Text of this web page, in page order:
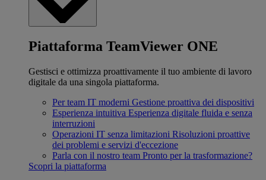
Piattaforma TeamViewer ONE
Gestisci e ottimizza proattivamente il tuo ambiente di lavoro
digitale da una singola piattaforma.
Per team IT moderni Gestione proattiva dei dispositivi
Esperienza intuitiva Esperienza digitale fluida e senza
interruzioni
Operazioni IT senza limitazioni Risoluzioni proattive
dei problemi e servizi d'eccezione
Parla con il nostro team Pronto per la trasformazione?
Scopri la piattaforma